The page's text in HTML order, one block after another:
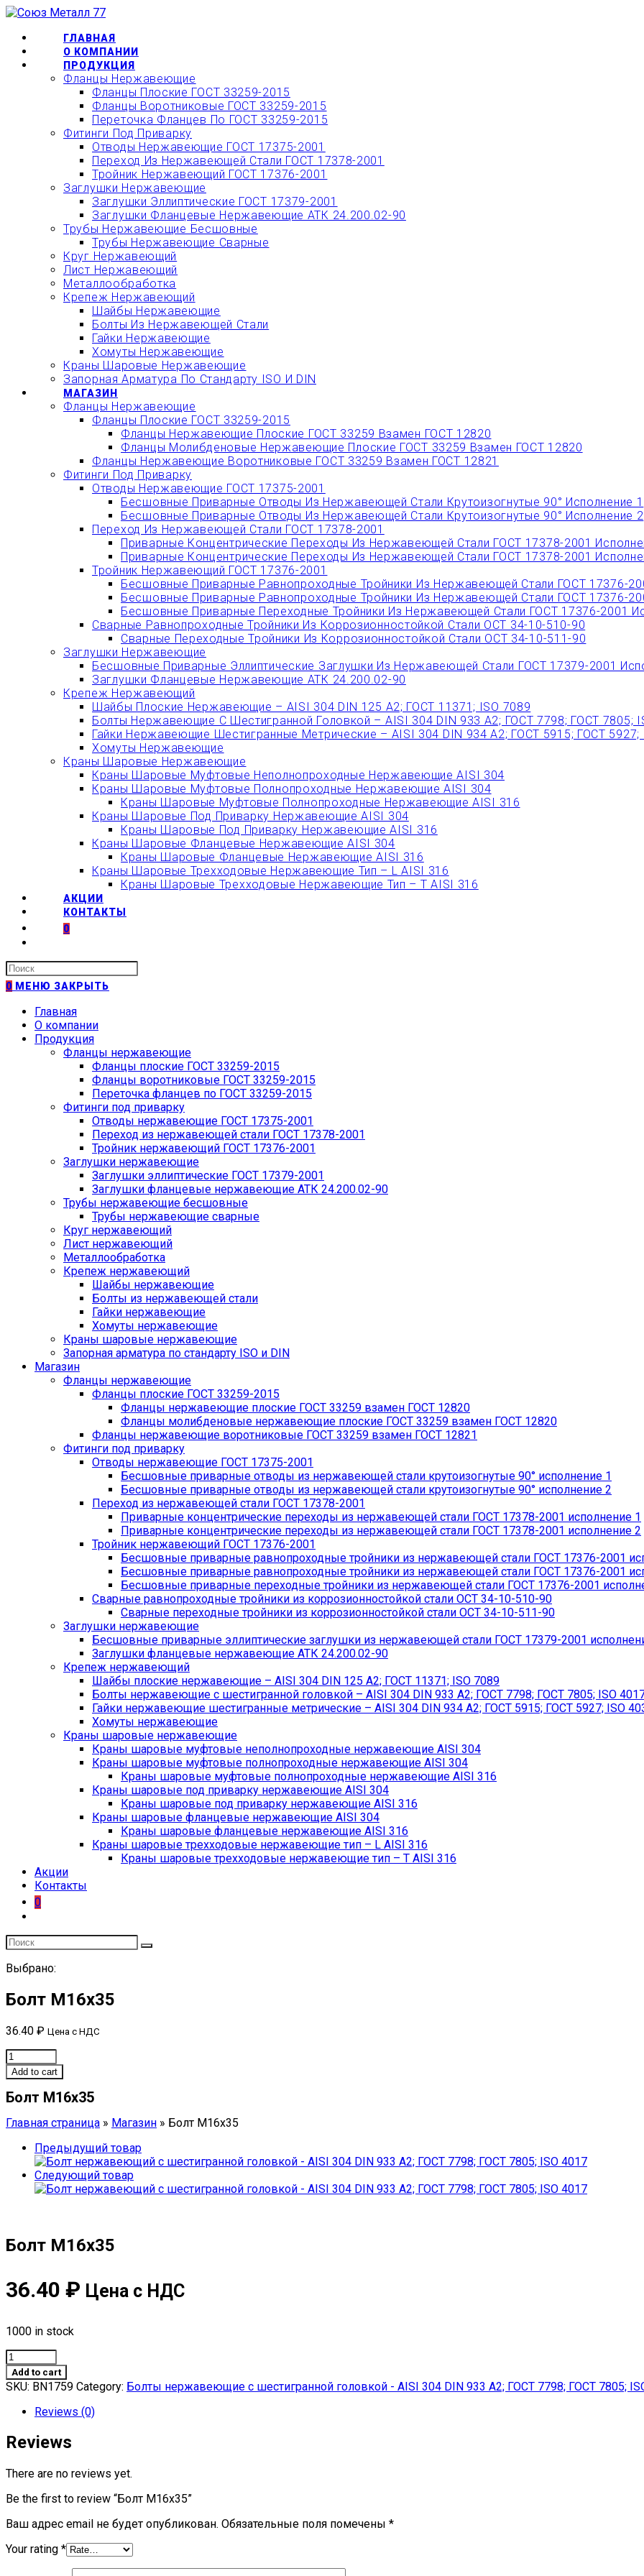
Перейти
содержимомуГЛАВНАЯ
О КОМПАНИИ
ПРОДУКЦИЯ
Фланцы Нержавеющие
Фланцы Плоские ГОСТ 33259-2015
Фланцы Воротниковые ГОСТ 33259-2015
Переточка Фланцев По ГОСТ 33259-2015
Фитинги Под Приварку
Отводы Нержавеющие ГОСТ 17375-2001
Переход Из Нержавеющей Стали ГОСТ 17378-2001
Тройник Нержавеющий ГОСТ 17376-2001
Заглушки Нержавеющие
Заглушки Эллиптические ГОСТ 17379-2001
Заглушки Фланцевые Нержавеющие АТК 24.200.02-90
Трубы Нержавеющие Бесшовные
Трубы Нержавеющие Сварные
Круг Нержавеющий
Лист Нержавеющий
Металлообработка
Крепеж Нержавеющий
Шайбы Нержавеющие
Болты Из Нержавеющей Стали
Гайки Нержавеющие
Хомуты Нержавеющие
Краны Шаровые Нержавеющие
Запорная Арматура По Стандарту ISO И DIN
МАГАЗИН
Фланцы Нержавеющие
Фланцы Плоские ГОСТ 33259-2015
Фланцы Нержавеющие Плоские ГОСТ 33259 Взамен ГОСТ 12820
Фланцы Молибденовые Нержавеющие Плоские ГОСТ 33259 Взамен ГОСТ 12820
Фланцы Нержавеющие Воротниковые ГОСТ 33259 Взамен ГОСТ 12821
Фитинги Под Приварку
Отводы Нержавеющие ГОСТ 17375-2001
Бесшовные Приварные Отводы Из Нержавеющей Стали Крутоизогнутые 90° Исполнение 1
Бесшовные Приварные Отводы Из Нержавеющей Стали Крутоизогнутые 90° Исполнение 2
Переход Из Нержавеющей Стали ГОСТ 17378-2001
Приварные Концентрические Переходы Из Нержавеющей Стали ГОСТ 17378-2001
Приварные Концентрические Переходы Из Нержавеющей Стали ГОСТ 17378-2001
Тройник Нержавеющий ГОСТ 17376-2001
Бесшовные Приварные Равнопроходные Тройники Из Нержавеющей Стали ГОСТ 17376-
Бесшовные Приварные Равнопроходные Тройники Из Нержавеющей Стали ГОСТ 17376-
Бесшовные Приварные Переходные Тройники Из Нержавеющей Стали ГОСТ 17376-2001
Сварные Равнопроходные Тройники Из Коррозионностойкой Стали ОСТ 34-10-510-90
Сварные Переходные Тройники Из Коррозионностойкой Стали ОСТ 34-10-511-90
Заглушки Нержавеющие
Бесшовные Приварные Эллиптические Заглушки Из Нержавеющей Стали ГОСТ 17379-2001
Заглушки Фланцевые Нержавеющие АТК 24.200.02-90
Крепеж Нержавеющий
Шайбы Плоские Нержавеющие – AISI 304 DIN 125 A2; ГОСТ 11371; ISO 7089
Болты Нержавеющие С Шестигранной Головкой – AISI 304 DIN 933 A2; ГОСТ 7798; ГОСТ 7805;
Гайки Нержавеющие Шестигранные Метрические – AISI 304 DIN 934 А2; ГОСТ 5915; ГОСТ 5927;
Хомуты Нержавеющие
Краны Шаровые Нержавеющие
Краны Шаровые Муфтовые Неполнопроходные Нержавеющие AISI 304
Краны Шаровые Муфтовые Полнопроходные Нержавеющие AISI 304
Краны Шаровые Муфтовые Полнопроходные Нержавеющие AISI 316
Краны Шаровые Под Приварку Нержавеющие AISI 304
Краны Шаровые Под Приварку Нержавеющие AISI 316
Краны Шаровые Фланцевые Нержавеющие AISI 304
Краны Шаровые Фланцевые Нержавеющие AISI 316
Краны Шаровые Трехходовые Нержавеющие Тип – L AISI 316
Краны Шаровые Трехходовые Нержавеющие Тип – T AISI 316
АКЦИИ
КОНТАКТЫ
0
Искать:
0 МЕНЮ ЗАКРЫТЬ
Главная
О компании
Продукция
Фланцы нержавеющие
Фланцы плоские ГОСТ 33259-2015
Фланцы воротниковые ГОСТ 33259-2015
Переточка фланцев по ГОСТ 33259-2015
Фитинги под приварку
Отводы нержавеющие ГОСТ 17375-2001
Переход из нержавеющей стали ГОСТ 17378-2001
Тройник нержавеющий ГОСТ 17376-2001
Заглушки нержавеющие
Заглушки эллиптические ГОСТ 17379-2001
Заглушки фланцевые нержавеющие АТК 24.200.02-90
Трубы нержавеющие бесшовные
Трубы нержавеющие сварные
Круг нержавеющий
Лист нержавеющий
Металлообработка
Крепеж нержавеющий
Шайбы нержавеющие
Болты из нержавеющей стали
Гайки нержавеющие
Хомуты нержавеющие
Краны шаровые нержавеющие
Запорная арматура по стандарту ISO и DIN
Магазин
Фланцы нержавеющие
Фланцы плоские ГОСТ 33259-2015
Фланцы нержавеющие плоские ГОСТ 33259 взамен ГОСТ 12820
Фланцы молибденовые нержавеющие плоские ГОСТ 33259 взамен ГОСТ 12820
Фланцы нержавеющие воротниковые ГОСТ 33259 взамен ГОСТ 12821
Фитинги под приварку
Отводы нержавеющие ГОСТ 17375-2001
Бесшовные приварные отводы из нержавеющей стали крутоизогнутые 90° исполнение 1
Бесшовные приварные отводы из нержавеющей стали крутоизогнутые 90° исполнение 2
Переход из нержавеющей стали ГОСТ 17378-2001
Приварные концентрические переходы из нержавеющей стали ГОСТ 17378-2001 исполнение 1
Приварные концентрические переходы из нержавеющей стали ГОСТ 17378-2001 исполнение 2
Тройник нержавеющий ГОСТ 17376-2001
Бесшовные приварные равнопроходные тройники из нержавеющей стали ГОСТ 17376-2001
Бесшовные приварные равнопроходные тройники из нержавеющей стали ГОСТ 17376-2001
Бесшовные приварные переходные тройники из нержавеющей стали ГОСТ 17376-2001
Сварные равнопроходные тройники из коррозионностойкой стали ОСТ 34-10-510-90
Сварные переходные тройники из коррозионностойкой стали ОСТ 34-10-511-90
Заглушки нержавеющие
Бесшовные приварные эллиптические заглушки из нержавеющей стали ГОСТ 17379-2001
Заглушки фланцевые нержавеющие АТК 24.200.02-90
Крепеж нержавеющий
Шайбы плоские нержавеющие – AISI 304 DIN 125 A2; ГОСТ 11371; ISO 7089
Болты нержавеющие с шестигранной головкой – AISI 304 DIN 933 A2; ГОСТ 7798; ГОСТ 7805; ISO
Гайки нержавеющие шестигранные метрические – AISI 304 DIN 934 А2; ГОСТ 5915; ГОСТ 5927; ISO
Хомуты нержавеющие
Краны шаровые нержавеющие
Краны шаровые муфтовые неполнопроходные нержавеющие AISI 304
Краны шаровые муфтовые полнопроходные нержавеющие AISI 304
Краны шаровые муфтовые полнопроходные нержавеющие AISI 316
Краны шаровые под приварку нержавеющие AISI 304
Краны шаровые под приварку нержавеющие AISI 316
Краны шаровые фланцевые нержавеющие AISI 304
Краны шаровые фланцевые нержавеющие AISI 316
Краны шаровые трехходовые нержавеющие тип – L AISI 316
Краны шаровые трехходовые нержавеющие тип – T AISI 316
Акции
Контакты
0
Выбрано:
Болт М16х35
36.40 ₽ Цена с НДС
Болт
М16х35
quantity
Add to cart
Болт М16х35
Главная страница » Магазин » Болт М16х35
Предыдущий товар
Следующий товар
Болт М16х35
36.40 ₽ Цена с НДС
1000 in stock
Болт
М16х35
quantity
Add to cart
SKU: BN1759 Category: Болты нержавеющие с шестигранной головкой - AISI 304 DIN 933 A2; ГОСТ 7798; ГОСТ 7805;
Reviews (0)
Reviews
There are no reviews yet.
Be the first to review “Болт М16х35”
Ваш адрес email не будет опубликован. Обязательные поля помечены *
Your rating *